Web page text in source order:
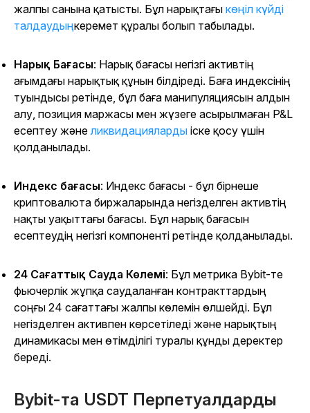
жалпы санына қатысты. Бұл нарықтағы көңіл күйді
талдаудыңкеремет құралы болып табылады.
Нарық Бағасы: Нарық бағасы негізгі активтің
ағымдағы нарықтық құнын білдіреді. Баға индексінің
туындысы ретінде, бұл баға манипуляциясын алдын
алу, позиция маржасы мен жүзеге асырылмаған P&L
есептеу және ликвидацияларды іске қосу үшін
қолданылады.
Индекс бағасы: Индекс бағасы - бұл бірнеше
криптовалюта биржаларында негізделген активтің
нақты уақыттағы бағасы. Бұл нарық бағасын
есептеудің негізгі компоненті ретінде қолданылады.
24 Сағаттық Сауда Көлемі: Бұл метрика Bybit-те
фьючерлік жұпқа саудаланған контракттардың
соңғы 24 сағаттағы жалпы көлемін өлшейді. Бұл
негізделген активпен көрсетіледі және нарықтың
динамикасы мен өтімділігі туралы құнды деректер
береді.
Bybit-та USDT Перпетуалдарды